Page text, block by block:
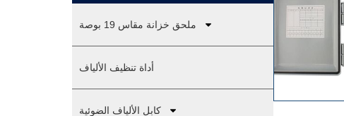
ملحق خزانة مقاس 19 بوصة
أداة تنظيف الألياف
كابل الألياف الضوئية